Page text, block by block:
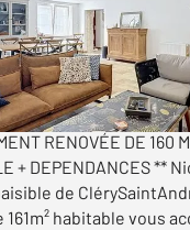
à vendre
200 €
MAGNIFIQUE
RENOVÉE DE 160
+ DEPENDANCES **
de
161m² habitable vous